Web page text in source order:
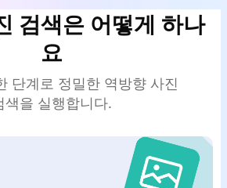
정말 제 눈을 뜨게 해줬어요. -
을 위해 검색을 해봤어요. 이미
공개된 것을 발견한 것은 예상과
검색은 어떻게 하나
요
단계로 정밀한 역방향 사진
색을 실행합니다.